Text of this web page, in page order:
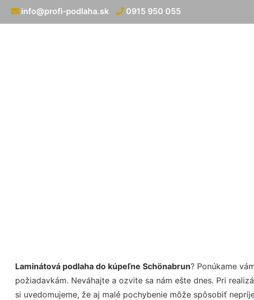
info@profi-podlaha.sk 0915 950 055
Laminátová podlaha do kúpeľne Schönabrun? Ponúkame
požiadavkám. Neváhajte a ozvite sa nám ešte dnes. Pri
si uvedomujeme, že aj malé pochybenie môže spôsobiť